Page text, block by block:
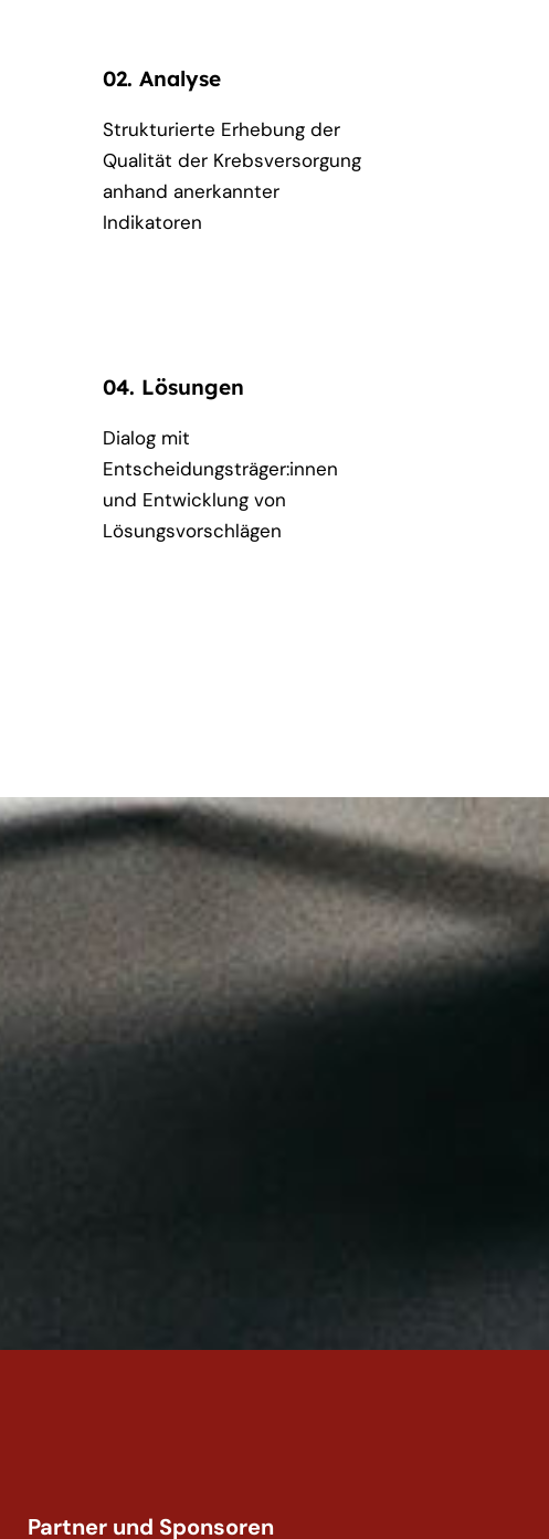
02. Analyse
Strukturierte Erhebung der
Qualität der Krebsversorgung
anhand anerkannter
Indikatoren
04. Lösungen
Dialog mit
Entscheidungsträger:innen
und Entwicklung von
Lösungsvorschlägen
Partner und Sponsoren